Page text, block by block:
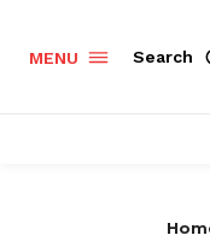
MENU Search